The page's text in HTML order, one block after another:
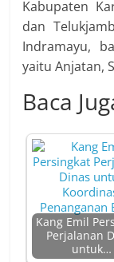
Kabupaten
dan
Indramayu,
yaitu Anjatan,
Baca
Kang Emil
Perjalanan
untuk…